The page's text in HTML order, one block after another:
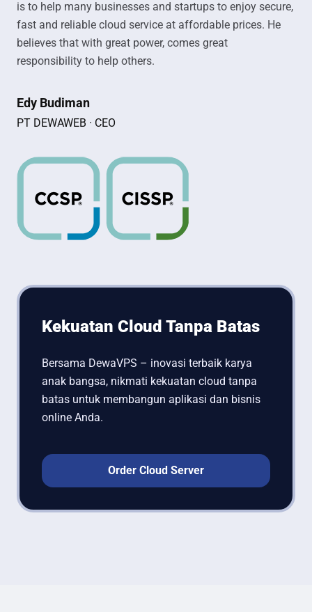
is to help many businesses and startups to enjoy secure,
fast and reliable cloud service at affordable prices. He
believes that with great power, comes great
responsibility to help others.
Edy Budiman
PT DEWAWEB · CEO
Kekuatan Cloud Tanpa Batas
Bersama DewaVPS – inovasi terbaik karya
anak bangsa, nikmati kekuatan cloud tanpa
batas untuk membangun aplikasi dan bisnis
online Anda.
Order Cloud Server